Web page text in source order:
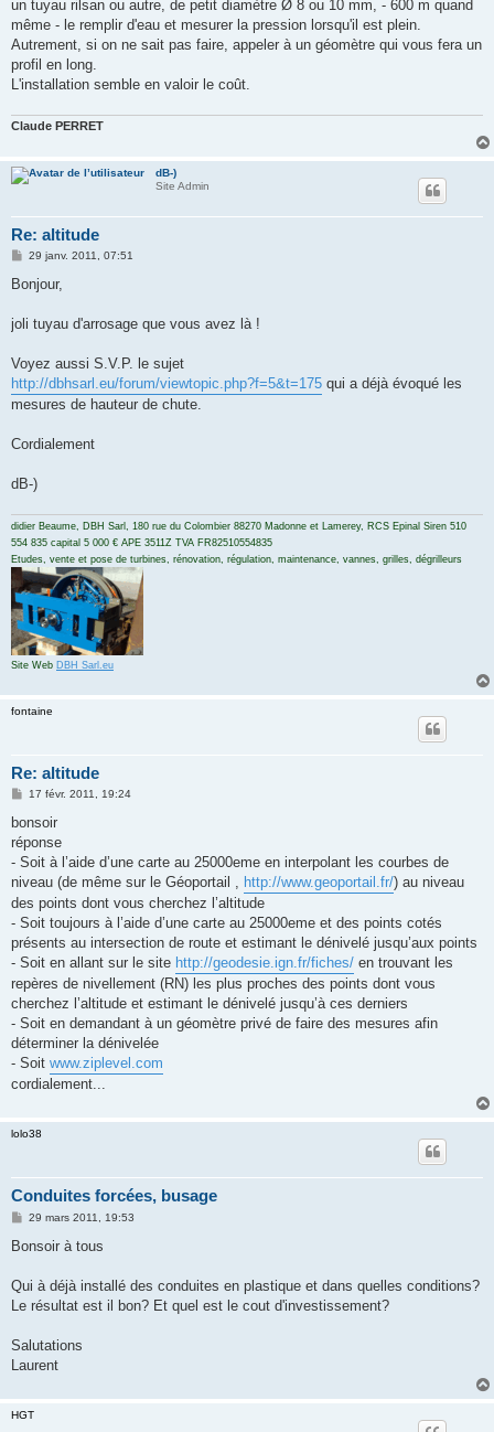
un tuyau rilsan ou autre, de petit diamètre Ø 8 ou 10 mm, - 600 m quand
même - le remplir d'eau et mesurer la pression lorsqu'il est plein.
Autrement, si on ne sait pas faire, appeler à un géomètre qui vous fera un
profil en long.
L'installation semble en valoir le coût.
Claude PERRET
dB-)
Site Admin
Re: altitude
M
s
g
29 janv. 2011, 07:51
Bonjour,
joli tuyau d'arrosage que vous avez là !
Voyez aussi S.V.P. le sujet
http://dbhsarl.eu/forum/viewtopic.php?f=5&t=175 qui a déjà évoqué les
mesures de hauteur de chute.
Cordialement
dB-)
didier Beaume, DBH Sarl, 180 rue du Colombier 88270 Madonne et Lamerey, RCS Epinal Siren 510
554 835 capital 5 000 € APE 3511Z TVA FR82510554835
Etudes, vente et pose de turbines, rénovation, régulation, maintenance, vannes, grilles, dégrilleurs
Site Web DBH Sarl.eu
fontaine
Re: altitude
M
s
a
g
17 févr. 2011, 19:24
bonsoir
réponse
- Soit à l’aide d’une carte au 25000eme en interpolant les courbes de
niveau (de même sur le Géoportail , http://www.geoportail.fr/) au niveau
des points dont vous cherchez l’altitude
- Soit toujours à l’aide d’une carte au 25000eme et des points cotés
présents au intersection de route et estimant le dénivelé jusqu’aux points
- Soit en allant sur le site http://geodesie.ign.fr/fiches/ en trouvant les
repères de nivellement (RN) les plus proches des points dont vous
cherchez l’altitude et estimant le dénivelé jusqu’à ces derniers
- Soit en demandant à un géomètre privé de faire des mesures afin
déterminer la dénivelée
- Soit www.ziplevel.com
cordialement...
lolo38
Conduites forcées, busage
M
s
g
29 mars 2011, 19:53
Bonsoir à tous
Qui à déjà installé des conduites en plastique et dans quelles conditions?
Le résultat est il bon? Et quel est le cout d'investissement?
Salutations
Laurent
HGT